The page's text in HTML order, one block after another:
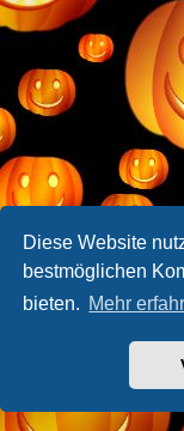
Diese Website
bestmöglichen
bieten. Mehr